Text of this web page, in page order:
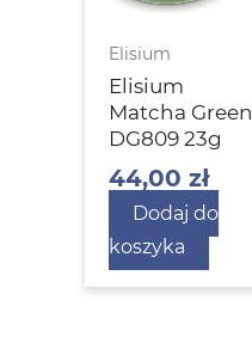
Elisium
Elisium
Matcha Green
DG809 23g
44,00zł
Dodaj do
koszyka